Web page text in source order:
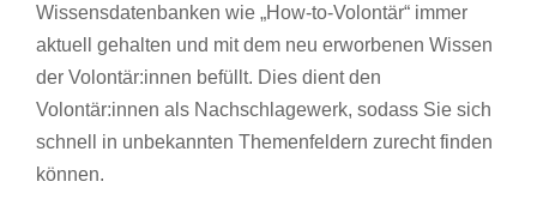
Wissensdatenbanken wie „How-to-Volontär“ immer
aktuell gehalten und mit dem neu erworbenen Wissen
der Volontär:innen befüllt. Dies dient den
Volontär:innen als Nachschlagewerk, sodass Sie sich
schnell in unbekannten Themenfeldern zurecht finden
können.